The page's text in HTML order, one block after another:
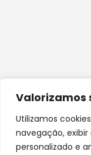
Valorizamos
Utilizamos
navegação,
personalizado e